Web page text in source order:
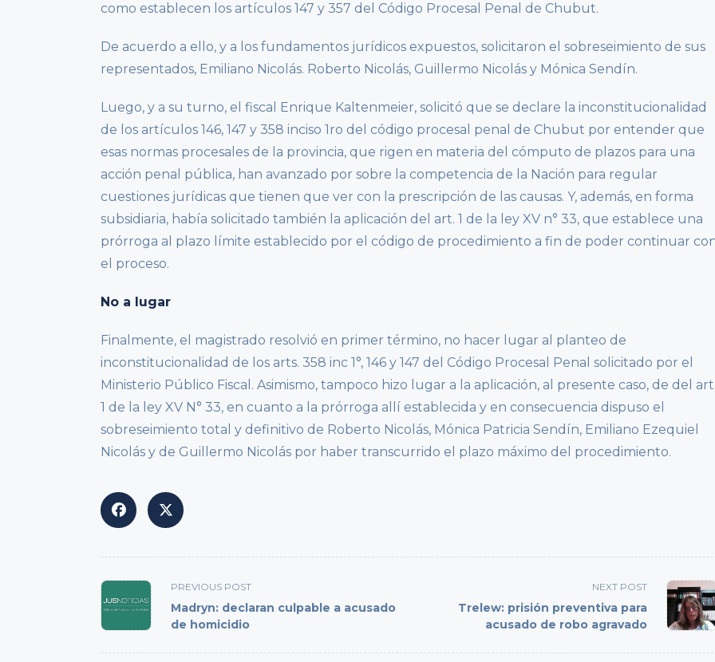
como establecen los artículos 147 y 357 del Código Procesal Penal de Chubut.
De acuerdo a ello, y a los fundamentos jurídicos expuestos, solicitaron el sobreseimiento de sus
representados, Emiliano Nicolás. Roberto Nicolás, Guillermo Nicolás y Mónica Sendín.
Luego, y a su turno, el fiscal Enrique Kaltenmeier, solicitó que se declare la inconstitucionalidad
de los artículos 146, 147 y 358 inciso 1ro del código procesal penal de Chubut por entender que
esas normas procesales de la provincia, que rigen en materia del cómputo de plazos para una
acción penal pública, han avanzado por sobre la competencia de la Nación para regular
cuestiones jurídicas que tienen que ver con la prescripción de las causas. Y, además, en forma
subsidiaria, había solicitado también la aplicación del art. 1 de la ley XV n° 33, que establece una
prórroga al plazo límite establecido por el código de procedimiento a fin de poder continuar
el proceso.
No a lugar
Finalmente, el magistrado resolvió en primer término, no hacer lugar al planteo de
inconstitucionalidad de los arts. 358 inc 1°, 146 y 147 del Código Procesal Penal solicitado por el
Ministerio Público Fiscal. Asimismo, tampoco hizo lugar a la aplicación, al presente caso, de del
1 de la ley XV N° 33, en cuanto a la prórroga allí establecida y en consecuencia dispuso el
sobreseimiento total y definitivo de Roberto Nicolás, Mónica Patricia Sendín, Emiliano Ezequiel
Nicolás y de Guillermo Nicolás por haber transcurrido el plazo máximo del procedimiento.
<span
class="nav-
subtitle
PREVIOUS POST
Madryn: declaran culpable a acusado
de homicidio
NEXT POST
Trelew: prisión preventiva para
acusado de robo agravado